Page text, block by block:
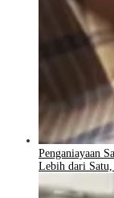
Penganiayaan
Lebih dari